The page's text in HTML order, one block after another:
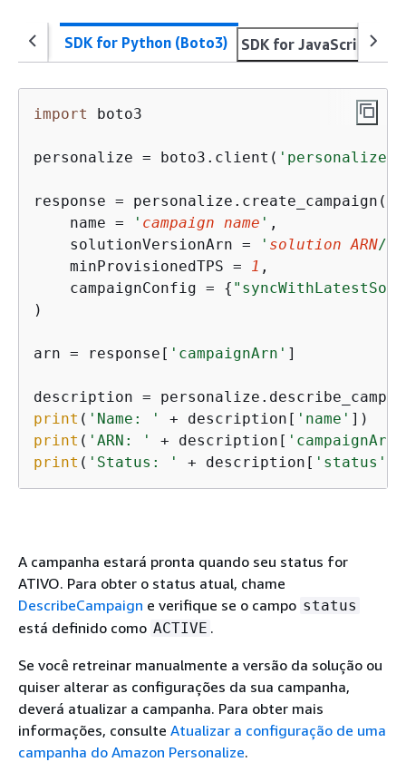
SDK for Python (Boto3) SDK for JavaScript v3
import boto3
personalize = boto3.client( 'personalize'
response = personalize.create_campaign(
    name =
' campaign name ' ,
    solutionVersionArn =
' solution ARN/
    minProvisionedTPS =
1 ,
    campaignConfig =
{
)
arn = response[ 'campaignArn' ]
description =
print ( 'Name: ' + description[ 'name'
print ( 'ARN: ' + description[ 'campaignArn'
print ( 'Status: ' + description[ 'status'
A campanha estará pronta quando seu status for
ATIVO. Para obter o status atual, chame
DescribeCampaign e verifique se o campo status
está definido como ACTIVE .
Se você retreinar manualmente a versão da solução ou
quiser alterar as configurações da sua campanha,
deverá atualizar a campanha. Para obter mais
informações, consulte Atualizar a configuração de uma
campanha do Amazon Personalize.